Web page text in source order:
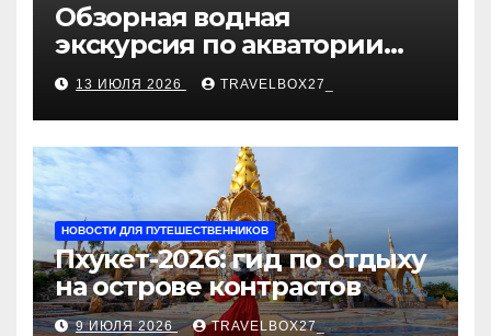
Обзорная водная
экскурсия по акватории
бухты Песчаная
13 ИЮЛЯ 2026 TRAVELBOX27_
НОВОСТИ ДЛЯ ПУТЕШЕСТВЕННИКОВ
Пхукет-2026: гид по отдыху
на острове контрастов
9 ИЮЛЯ 2026 TRAVELBOX27_